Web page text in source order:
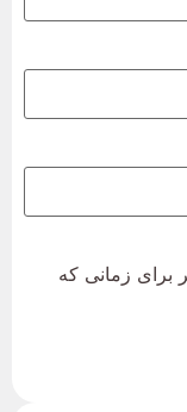
برای زمانی که